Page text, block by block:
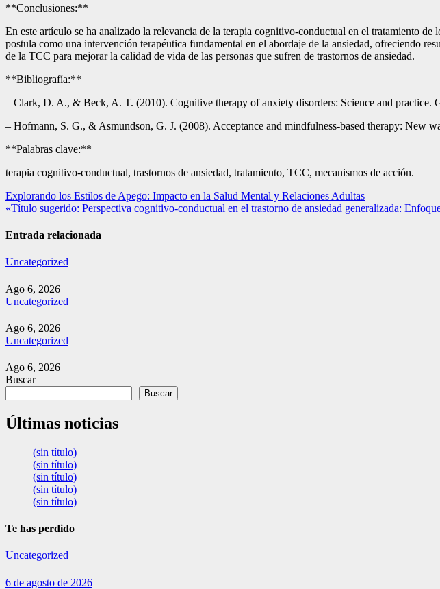
**Conclusiones:**
En este artículo se ha analizado la relevancia de la terapia cognitivo-conductual en el tratamiento
postula como una intervención terapéutica fundamental en el abordaje de la ansiedad, ofreciendo
de la TCC para mejorar la calidad de vida de las personas que sufren de trastornos de ansiedad.
**Bibliografía:**
– Clark, D. A., & Beck, A. T. (2010). Cognitive therapy of anxiety disorders: Science and practice.
– Hofmann, S. G., & Asmundson, G. J. (2008). Acceptance and mindfulness-based therapy: New
**Palabras clave:**
terapia cognitivo-conductual, trastornos de ansiedad, tratamiento, TCC, mecanismos de acción.
Navegación
de
entradas
Explorando los Estilos de Apego: Impacto en la Salud Mental y Relaciones Adultas
«Título sugerido: Perspectiva cognitivo-conductual en el trastorno de ansiedad generalizada:
Entrada relacionada
Uncategorized
Ago 6, 2026
Uncategorized
Ago 6, 2026
Uncategorized
Ago 6, 2026
Buscar
Buscar
Últimas noticias
(sin título)
(sin título)
(sin título)
(sin título)
(sin título)
Te has perdido
Uncategorized
6 de agosto de 2026